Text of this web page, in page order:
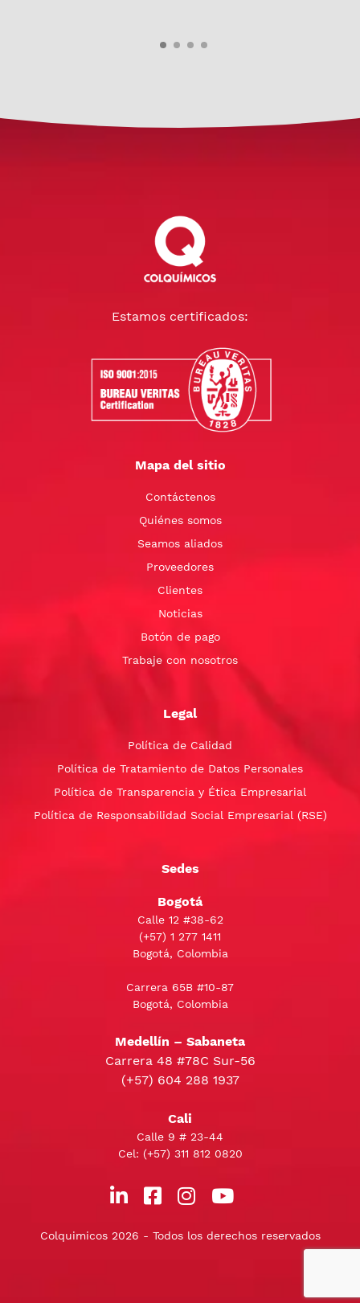
Estamos certificados:
Mapa del sitio
Contáctenos
Quiénes somos
Seamos aliados
Proveedores
Clientes
Noticias
Botón de pago
Trabaje con nosotros
Legal
Política de Calidad
Política de Tratamiento de Datos Personales
Política de Transparencia y Ética Empresarial
Política de Responsabilidad Social Empresarial (RSE)
Sedes
Bogotá
Calle 12 #38-62
(+57) 1 277 1411
Bogotá, Colombia
Carrera 65B #10-87
Bogotá, Colombia
Medellín – Sabaneta
Carrera 48 #78C Sur-56
(+57) 604 288 1937
Cali
Calle 9 # 23-44
Cel: (+57) 311 812 0820
Colquimicos 2026 - Todos los derechos reservados